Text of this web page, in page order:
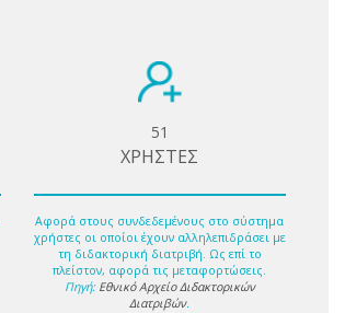
51
ΧΡΗΣΤΕΣ
Αφορά στους συνδεδεμένους στο σύστημα
χρήστες οι οποίοι έχουν αλληλεπιδράσει με
τη διδακτορική διατριβή. Ως επί το
πλείστον, αφορά τις μεταφορτώσεις.
Πηγή: Εθνικό Αρχείο Διδακτορικών
Διατριβών.